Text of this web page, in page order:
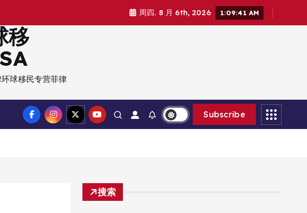
周四. 8 月 6th, 2026 1:09:42 AM
球移民专营菲律
Subscribe
搜索